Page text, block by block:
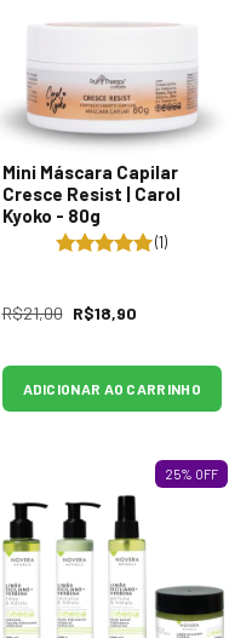
Mini Máscara Capilar
Cresce Resist | Carol
Kyoko - 80g
(1)
R$21,00 R$18,90
ADICIONAR AO CARRINHO
25% OFF